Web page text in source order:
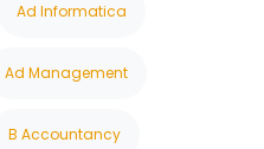
Ad Informatica
Ad Management
B Accountancy